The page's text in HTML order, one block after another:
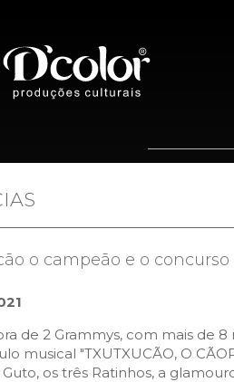
o campeão e o
de 2 Grammys, com mais de
musical "TXUTXUCÃO, O
Guto, os três Ratinhos, a